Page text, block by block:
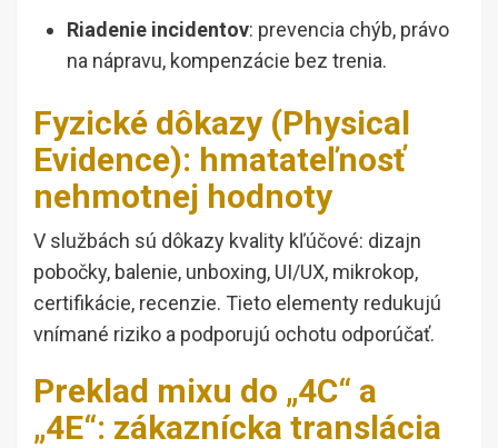
Riadenie incidentov: prevencia chýb, právo
na nápravu, kompenzácie bez trenia.
Fyzické dôkazy (Physical
Evidence): hmatateľnosť
nehmotnej hodnoty
V službách sú dôkazy kvality kľúčové: dizajn
pobočky, balenie, unboxing, UI/UX, mikrokop,
certifikácie, recenzie. Tieto elementy redukujú
vnímané riziko a podporujú ochotu odporúčať.
Preklad mixu do „4C“ a
„4E“: zákaznícka translácia